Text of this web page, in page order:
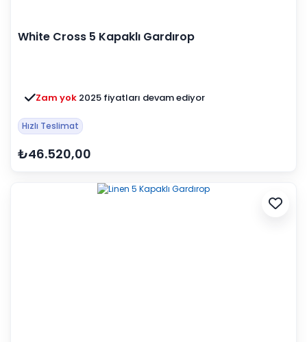
White Cross 5 Kapaklı Gardırop
Zam yok 2025 fiyatları devam ediyor
Hızlı Teslimat
₺46.520,00